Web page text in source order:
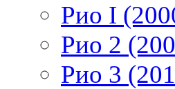
Рио I
Рио 2
Рио 3